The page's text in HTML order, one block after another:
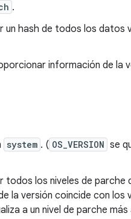
.
hash de todos los datos
información de la
system . ( OS_VERSION se
los niveles de parche
la versión coincide con los
a un nivel de parche